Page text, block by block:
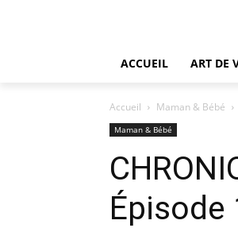
ACCUEIL ART DE
Accueil Maman & Bébé
Maman & Bébé
Épisode